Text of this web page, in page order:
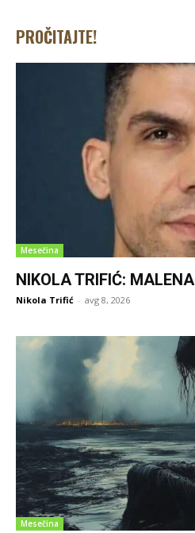
PROČITAJTE!
Mesečina
NIKOLA TRIFIĆ: MALENA
Nikola Trifić - avg 8, 2026
Mesečina